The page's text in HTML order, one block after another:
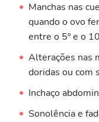
Manchas nas
quando o ovo
entre o 5º e o
Alterações nas
doridas ou com
Inchaço
Sonolência e